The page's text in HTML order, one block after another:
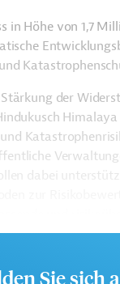
in Höhe von 1,7
der
Himalaya
dabei
nutzen, einen
stärken.Sie sich